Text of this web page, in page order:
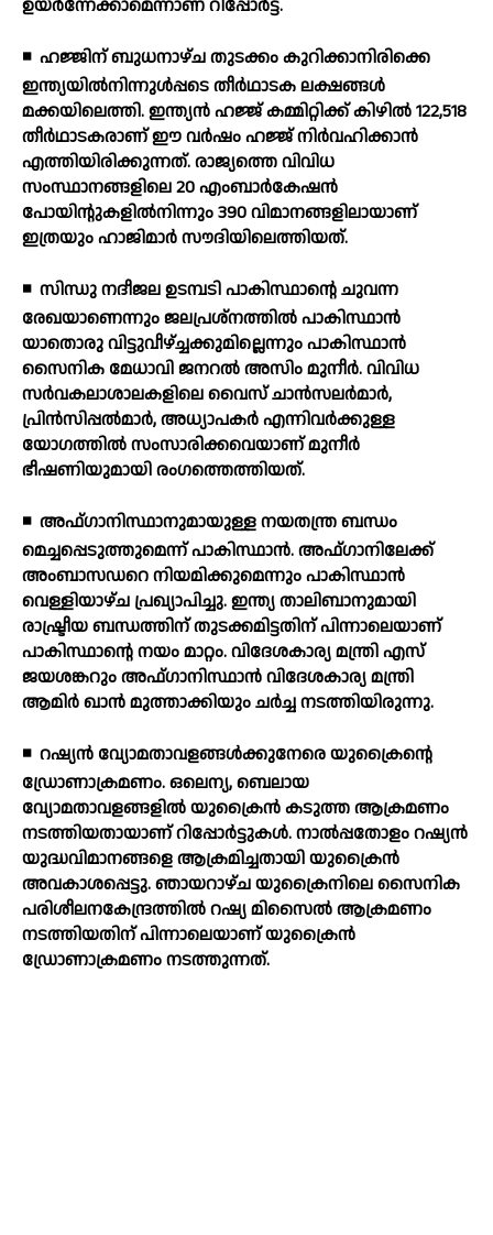
ഉയര്‍ന്നേക്കാമെന്നാണ് റിപ്പോര്‍ട്ട്.
◾ ഹജ്ജിന് ബുധനാഴ്ച തുടക്കം കുറിക്കാനിരിക്കെ
ഇന്ത്യയില്‍നിന്നുള്‍പ്പടെ തീര്‍ഥാടക ലക്ഷങ്ങള്‍
മക്കയിലെത്തി. ഇന്ത്യന്‍ ഹജ്ജ് കമ്മിറ്റിക്ക് കിഴില്‍ 122,518
തീര്‍ഥാടകരാണ് ഈ വര്‍ഷം ഹജ്ജ് നിര്‍വഹിക്കാന്‍
എത്തിയിരിക്കുന്നത്. രാജ്യത്തെ വിവിധ
സംസ്ഥാനങ്ങളിലെ 20 എംബാര്‍കേഷന്‍
പോയിന്റുകളില്‍നിന്നും 390 വിമാനങ്ങളിലായാണ്
ഇത്രയും ഹാജിമാര്‍ സൗദിയിലെത്തിയത്.
◾ സിന്ധു നദീജല ഉടമ്പടി പാകിസ്ഥാന്റെ ചുവന്ന
രേഖയാണെന്നും ജലപ്രശ്നത്തില്‍ പാകിസ്ഥാന്‍
യാതൊരു വിട്ടുവീഴ്ച്ചക്കുമില്ലെന്നും പാകിസ്ഥാന്‍
സൈനിക മേധാവി ജനറല്‍ അസിം മുനീര്‍. വിവിധ
സര്‍വകലാശാലകളിലെ വൈസ് ചാന്‍സലര്‍മാര്‍,
പ്രിന്‍സിപ്പല്‍മാര്‍, അധ്യാപകര്‍ എന്നിവര്‍ക്കുള്ള
യോഗത്തില്‍ സംസാരിക്കവെയാണ് മുനീര്‍
ഭീഷണിയുമായി രംഗത്തെത്തിയത്.
◾ അഫ്ഗാനിസ്ഥാനുമായുള്ള നയതന്ത്ര ബന്ധം
മെച്ചപ്പെടുത്തുമെന്ന് പാകിസ്ഥാന്‍. അഫ്ഗാനിലേക്ക്
അംബാസഡറെ നിയമിക്കുമെന്നും പാകിസ്ഥാന്‍
വെള്ളിയാഴ്ച പ്രഖ്യാപിച്ചു. ഇന്ത്യ താലിബാനുമായി
രാഷ്ട്രീയ ബന്ധത്തിന് തുടക്കമിട്ടതിന് പിന്നാലെയാണ്
പാകിസ്ഥാന്റെ നയം മാറ്റം. വിദേശകാര്യ മന്ത്രി എസ്
ജയശങ്കറും അഫ്ഗാനിസ്ഥാന്‍ വിദേശകാര്യ മന്ത്രി
ആമിര്‍ ഖാന്‍ മുത്താക്കിയും ചര്‍ച്ച നടത്തിയിരുന്നു.
◾ റഷ്യന്‍ വ്യോമതാവളങ്ങള്‍ക്കുനേരെ യുക്രൈന്റെ
ഡ്രോണാക്രമണം. ഒലെന്യ, ബെലായ
വ്യോമതാവളങ്ങളില്‍ യുക്രൈന്‍ കടുത്ത ആക്രമണം
നടത്തിയതായാണ് റിപ്പോര്‍ട്ടുകള്‍. നാല്‍പ്പതോളം റഷ്യന്‍
യുദ്ധവിമാനങ്ങളെ ആക്രമിച്ചതായി യുക്രൈന്‍
അവകാശപ്പെട്ടു. ഞായറാഴ്ച യുക്രൈനിലെ സൈനിക
പരിശീലനകേന്ദ്രത്തില്‍ റഷ്യ മിസൈല്‍ ആക്രമണം
നടത്തിയതിന് പിന്നാലെയാണ് യുക്രൈന്‍
ഡ്രോണാക്രമണം നടത്തുന്നത്.